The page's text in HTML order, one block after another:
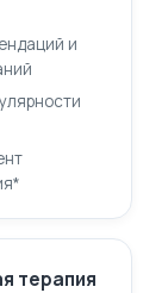
и
терапия